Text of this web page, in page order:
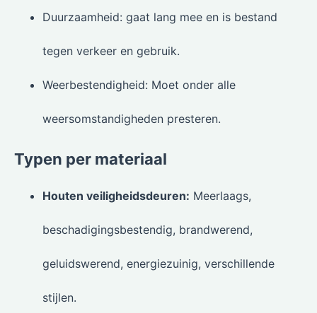
Duurzaamheid: gaat lang mee en is bestand
tegen verkeer en gebruik.
Weerbestendigheid: Moet onder alle
weersomstandigheden presteren.
Typen per materiaal
Houten veiligheidsdeuren: Meerlaags,
beschadigingsbestendig, brandwerend,
geluidswerend, energiezuinig, verschillende
stijlen.